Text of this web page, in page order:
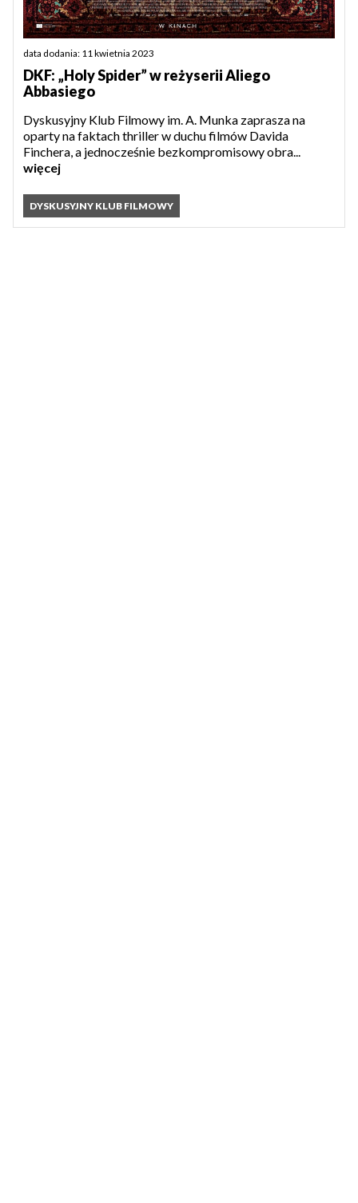
data dodania: 11 kwietnia 2023
DKF: „Holy Spider” w reżyserii Aliego
Abbasiego
Dyskusyjny Klub Filmowy im. A. Munka zaprasza na
oparty na faktach thriller w duchu filmów Davida
Finchera, a jednocześnie bezkompromisowy obra...
więcej
DYSKUSYJNY KLUB FILMOWY